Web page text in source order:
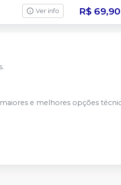
Ver info R$ 69,90
e melhores opções